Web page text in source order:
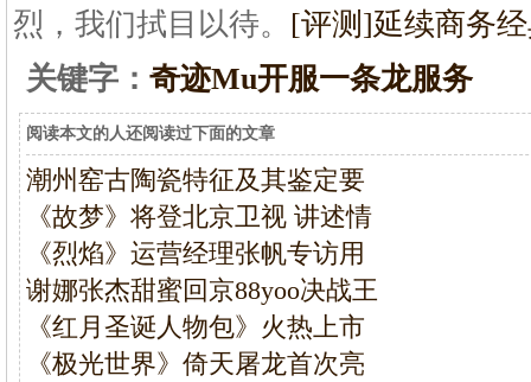
烈，我们拭目以待。 [评测]延续商务
关键字： 奇迹Mu开服一条龙服务
阅读本文的人还阅读过下面的文章
潮州窑古陶瓷特征及其鉴定要
《故梦》将登北京卫视 讲述情
《烈焰》运营经理张帆专访用
谢娜张杰甜蜜回京88yoo决战王
《红月圣诞人物包》火热上市
《极光世界》倚天屠龙首次亮